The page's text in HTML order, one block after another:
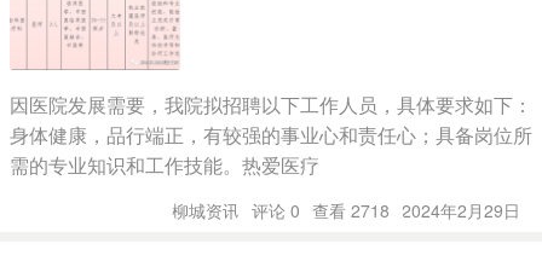
因医院发展需要，我院拟招聘以下工作人员，具体要求如下：
身体健康，品行端正，有较强的事业心和责任心；具备岗位所
需的专业知识和工作技能。热爱医疗
柳城资讯 评论 0 查看 2718 2024年2月29日